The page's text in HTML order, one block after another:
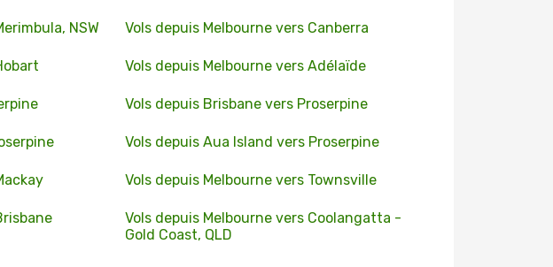
NSW Vols depuis Melbourne vers Canberra
Vols depuis Melbourne vers Adélaïde
Vols depuis Brisbane vers Proserpine
Vols depuis Aua Island vers Proserpine
Vols depuis Melbourne vers Townsville
Vols depuis Melbourne vers Coolangatta -
Gold Coast, QLD